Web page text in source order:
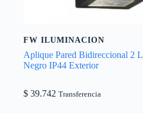
FW ILUMINACION
Aplique Pared Bidireccional 2
Negro IP44 Exterior
$ 39.742 Transferencia